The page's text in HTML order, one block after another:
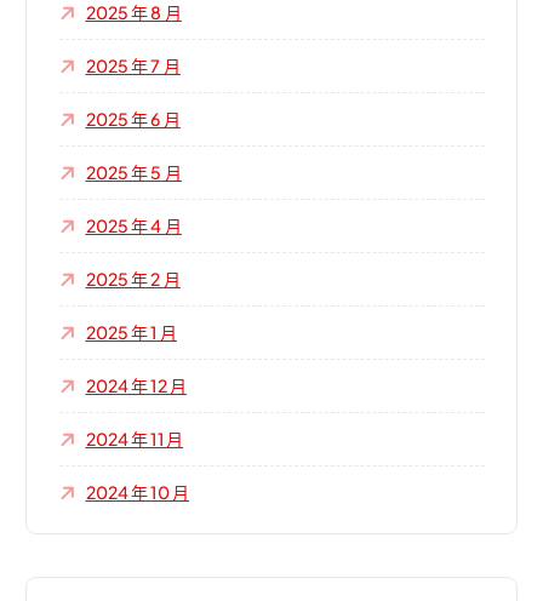
2025 年 8 月
2025 年 7 月
2025 年 6 月
2025 年 5 月
2025 年 4 月
2025 年 2 月
2025 年 1 月
2024 年 12 月
2024 年 11 月
2024 年 10 月